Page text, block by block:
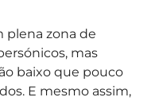
plena zona de
mas
baixo que pouco
E mesmo assim,